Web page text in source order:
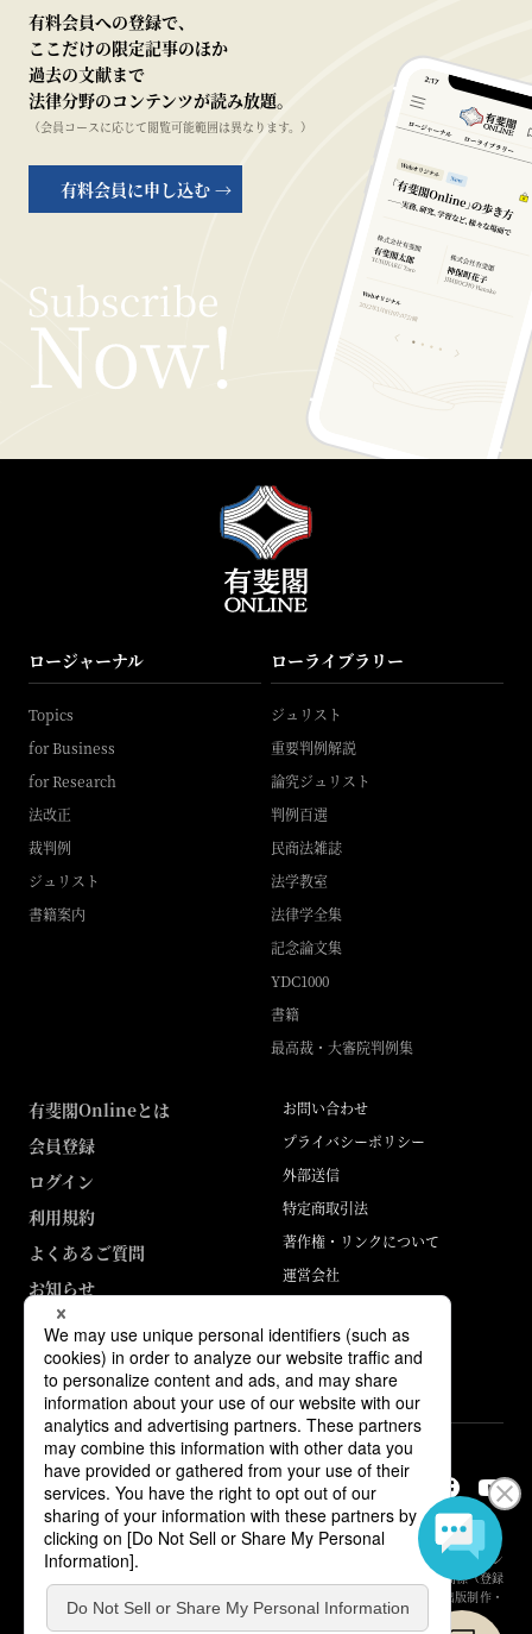
有料会員への登録で、
ここだけの限定記事のほか
過去の文献まで
法律分野のコンテンツが読み放題。
（会員コースに応じて閲覧可能範囲は異なります。）
有料会員に申し込む →
ロージャーナル
Topics
for Business
for Research
法改正
裁判例
ジュリスト
書籍案内
ローライブラリー
ジュリスト
重要判例解説
論究ジュリスト
判例百選
民商法雑誌
法学教室
法律学全集
記念論文集
YDC1000
書籍
最高裁・大審院判例集
有斐閣Onlineとは
会員登録
ログイン
利用規約
よくあるご質問
お知らせ
お問い合わせ
プライバシーポリシー
外部送信
特定商取引法
著作権・リンクについて
運営会社
ABJマークは、この電子書店・電子書籍配信サービスが、著作権者からコン
テンツ使用許諾を得た正規版配信サービスであることを示す登録商標（登録
番号 第6091713号）です。詳しくは［ABJマーク］または［電子出版制作・
流通協議会］で検索してください。